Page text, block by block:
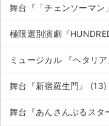
舞台『「チェンソーマ
極限選別演劇『
ミュージカル 『ヘタリ
舞台『新宿羅生門』 (13)
舞台『あんさんぶるスタ